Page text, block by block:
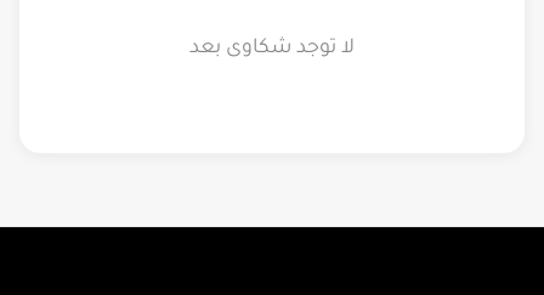
لا توجد شكاوى بعد